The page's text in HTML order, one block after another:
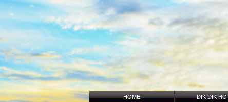
HOME DIK DIK